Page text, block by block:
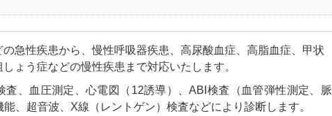
の急性疾患から、慢性呼吸器疾患、高尿酸血症、高脂血症、甲状
ょう症などの慢性疾患まで対応いたします。
査、血圧測定、心電図（12誘導）、ABI検査（血管弾性測定、脈
、超音波、X線（レントゲン）検査などにより診断します。